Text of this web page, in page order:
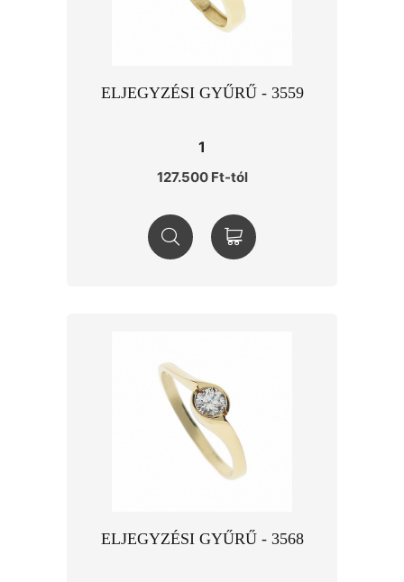
ELJEGYZÉSI GYŰRŰ - 3559
1
127.500 Ft-tól
ELJEGYZÉSI GYŰRŰ - 3568